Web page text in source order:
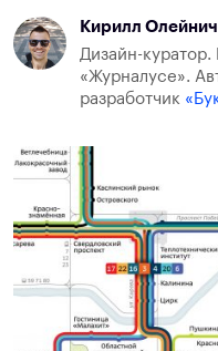
Кирилл
Дизайн-куратор.
«Журналусе».
разработчик